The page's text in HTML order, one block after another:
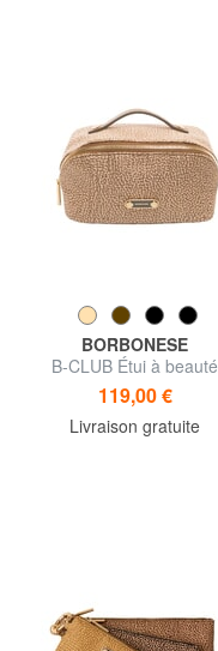
BORBONESE
B-CLUB Étui à beauté
119,00 €
Livraison gratuite